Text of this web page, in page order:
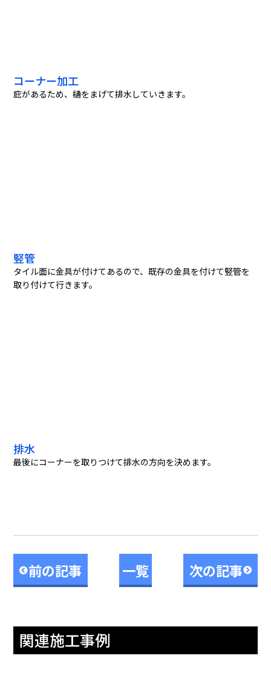
コーナー加工
庇があるため、樋をまげて排水していきます。
竪管
タイル面に金具が付けてあるので、既存の金具を付けて竪管を
取り付けて行きます。
排水
最後にコーナーを取りつけて排水の方向を決めます。
前の記事 一覧 次の記事
関連施工事例